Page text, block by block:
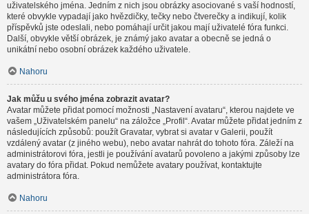
uživatelského jména. Jedním z nich jsou obrázky asociované s vaší hodností,
které obvykle vypadají jako hvězdičky, tečky nebo čtverečky a indikují, kolik
příspěvků jste odeslali, nebo pomáhají určit jakou mají uživatelé fóra funkci.
Další, obvykle větší obrázek, je známý jako avatar a obecně se jedná o
unikátní nebo osobní obrázek každého uživatele.
Nahoru
Jak můžu u svého jména zobrazit avatar?
Avatar můžete přidat pomocí možnosti „Nastavení avataru“, kterou najdete ve
vašem „Uživatelském panelu“ na záložce „Profil“. Avatar můžete přidat jedním z
následujících způsobů: použít Gravatar, vybrat si avatar v Galerii, použít
vzdálený avatar (z jiného webu), nebo avatar nahrát do tohoto fóra. Záleží na
administrátorovi fóra, jestli je používání avatarů povoleno a jakými způsoby lze
avatary do fóra přidat. Pokud nemůžete avatary používat, kontaktujte
administrátora fóra.
Nahoru